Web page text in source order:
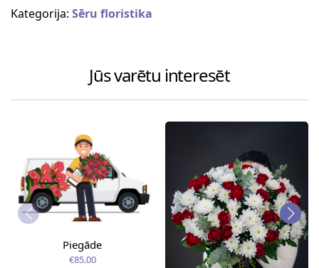
Kategorija: Sēru floristika
Jūs varētu interesēt
Piegāde
€85.00